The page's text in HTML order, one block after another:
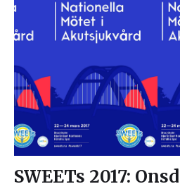
SWEETs 2017: